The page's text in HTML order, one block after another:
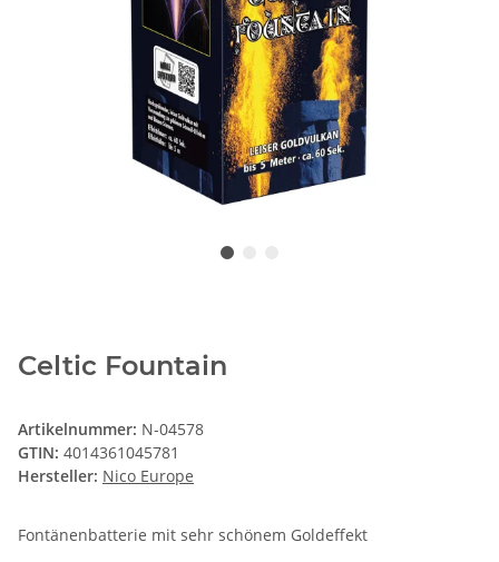
Celtic Fountain
Artikelnummer: N-04578
GTIN: 4014361045781
Hersteller: Nico Europe
Fontänenbatterie mit sehr schönem Goldeffekt